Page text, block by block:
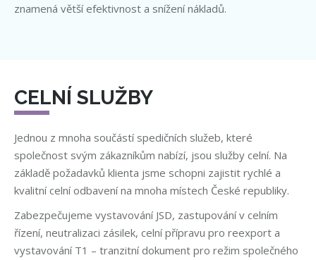
znamená větší efektivnost a snížení nákladů.
CELNÍ SLUŽBY
Jednou z mnoha součástí spedičních služeb, které
společnost svým zákazníkům nabízí, jsou služby celní. Na
základě požadavků klienta jsme schopni zajistit rychlé a
kvalitní celní odbavení na mnoha místech České republiky.
Zabezpečujeme vystavování JSD, zastupování v celním
řízení, neutralizaci zásilek, celní přípravu pro reexport a
vystavování T1 – tranzitní dokument pro režim společného